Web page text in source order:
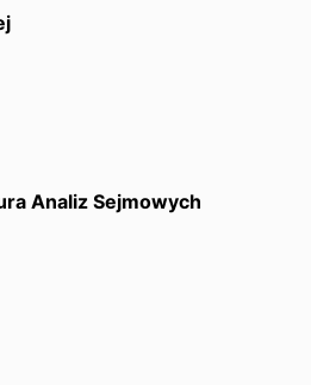
Analiz Sejmowych